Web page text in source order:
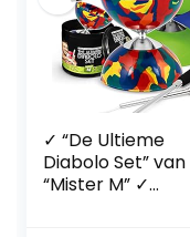
✓ “De Ultieme
Diabolo Set” van
“Mister M” ✓